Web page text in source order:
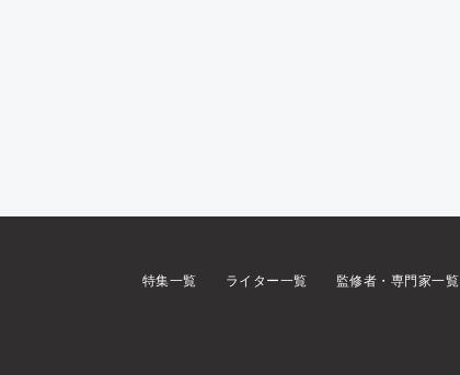
特集一覧 ライター一覧 監修者・専門家一覧